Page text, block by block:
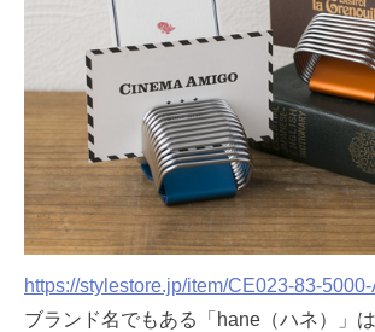
https://stylestore.jp/item/CE023-83-
ブランド名でもある「hane（ハネ）」